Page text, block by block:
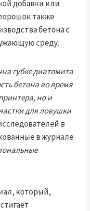
добавки или
также
бетона с
среду.
губке диатомита
бетона во время
но и
для ловушки
в
в журнале
который,